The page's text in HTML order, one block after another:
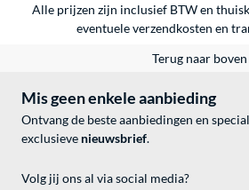
Alle prijzen zijn inclusief BTW en
eventueleverzendkosten en
Terug naar boven
Mis geen enkele aanbieding
Ontvang de beste aanbiedingen en
exclusieve nieuwsbrief.
Volg jij ons al via social media?